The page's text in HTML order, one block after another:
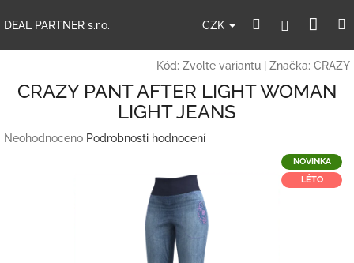
naDEAL PARTNER s.r.o. CZK HledatPřihlášení
Kód: Zvolte variantu Značka: CRAZY
CRAZY PANT AFTER LIGHT WOMAN
LIGHT JEANS
Průměrné
Neohodnoceno Podrobnosti hodnocení
NOVINKA
LÉTO